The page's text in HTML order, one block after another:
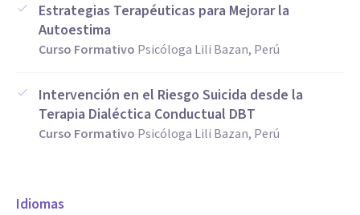
Estrategias Terapéuticas para Mejorar la
Autoestima
Curso Formativo Psicóloga Lili Bazan, Perú
Intervención en el Riesgo Suicida desde la
Terapia Dialéctica Conductual DBT
Curso Formativo Psicóloga Lili Bazan, Perú
Idiomas